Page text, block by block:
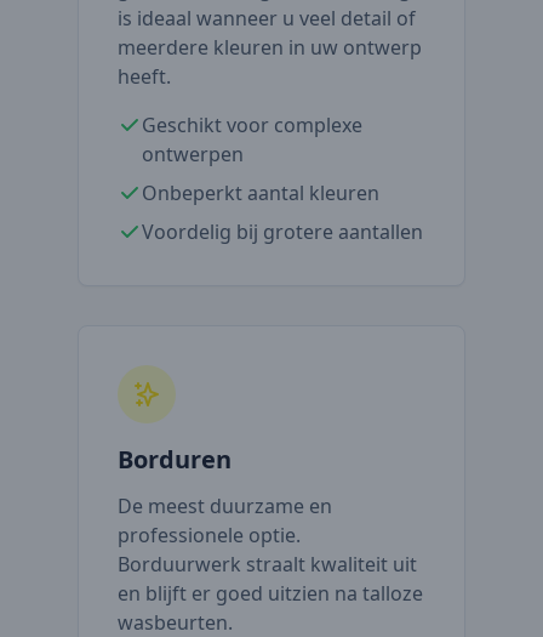
is ideaal wanneer u veel detail of
meerdere kleuren in uw ontwerp
heeft.
Geschikt voor complexe
ontwerpen
Onbeperkt aantal kleuren
Voordelig bij grotere aantallen
Borduren
De meest duurzame en
professionele optie.
Borduurwerk straalt kwaliteit uit
en blijft er goed uitzien na talloze
wasbeurten.